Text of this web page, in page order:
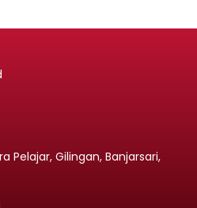
Pelajar, Gilingan, Banjarsari,